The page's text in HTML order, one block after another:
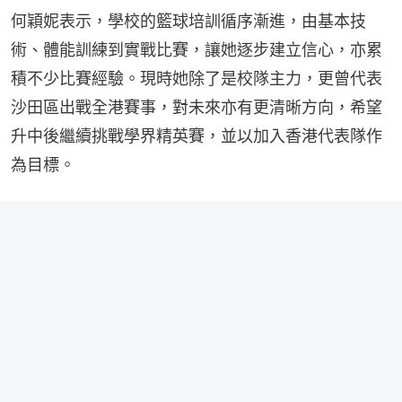
何穎妮表示，學校的籃球培訓循序漸進，由基本技
術、體能訓練到實戰比賽，讓她逐步建立信心，亦累
積不少比賽經驗。現時她除了是校隊主力，更曾代表
沙田區出戰全港賽事，對未來亦有更清晰方向，希望
升中後繼續挑戰學界精英賽，並以加入香港代表隊作
為目標。